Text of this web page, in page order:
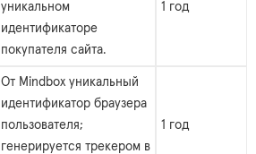
уникальном
идентификаторе
покупателя сайта.
1 год
От Mindbox уникальный
идентификатор браузера
пользователя;
генерируется трекером в
1 год